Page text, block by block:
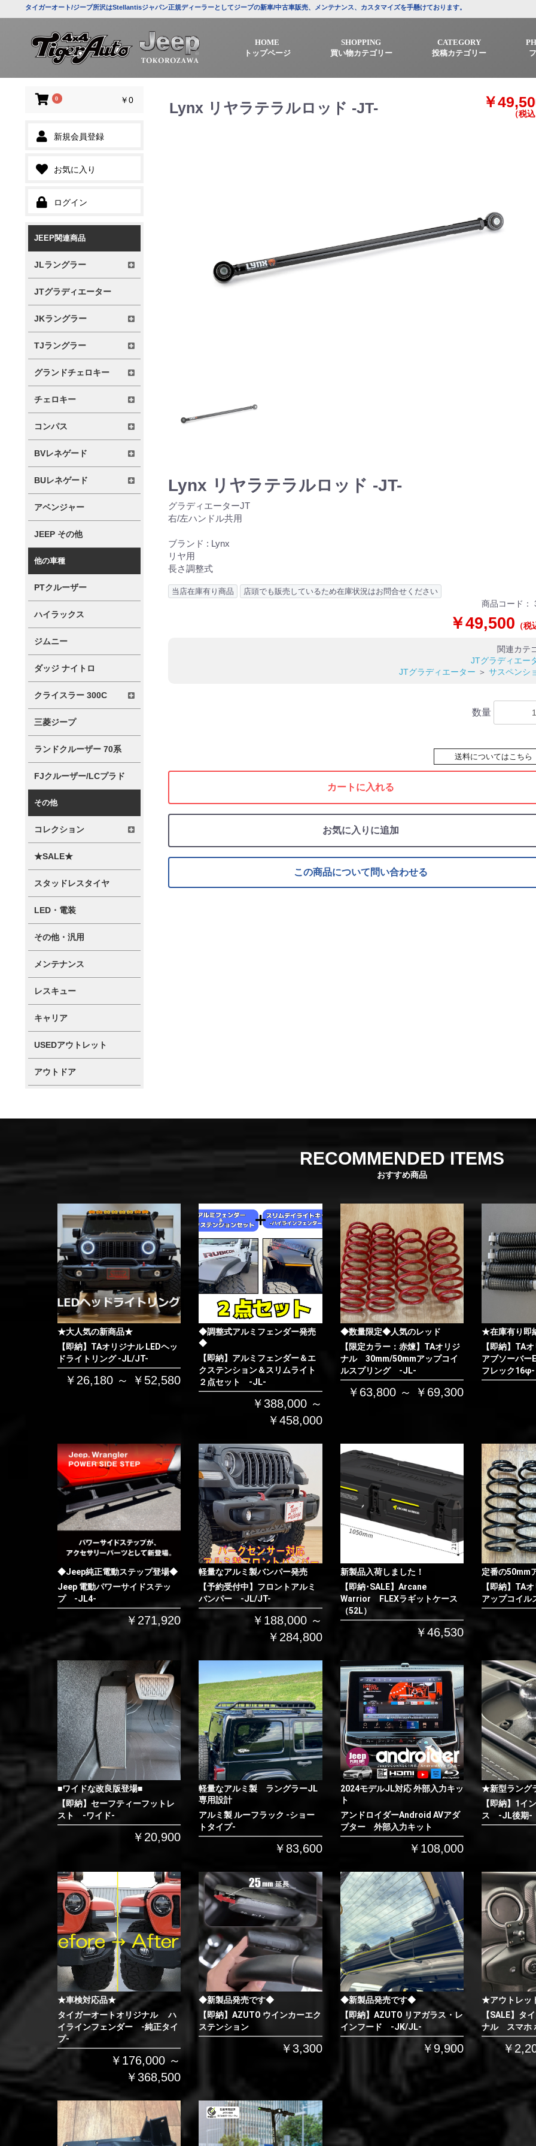
タイガーオート/ジープ所沢はStellantisジャパン正規ディーラーとしてジープの新車/中古車販売、メンテナンス、カスタマイズを手懸けております。
HOME
トップページ
SHOPPING
買い物カテゴリー
CATEGORY
投稿カテゴリー
0 ￥0
新規会員登録
お気に入り
ログイン
JEEP関連商品
JLラングラー
JTグラディエーター
JKラングラー
TJラングラー
グランドチェロキー
チェロキー
コンパス
BVレネゲード
BUレネゲード
アベンジャー
JEEP その他
他の車種
PTクルーザー
ハイラックス
ジムニー
ダッジ ナイトロ
クライスラー 300C
三菱ジープ
ランドクルーザー 70系
FJクルーザー/LCプラド
その他
コレクション
★SALE★
スタッドレスタイヤ
LED・電装
その他・汎用
メンテナンス
レスキュー
キャリア
USEDアウトレット
アウトドア
Lynx リヤラテラルロッド -JT- ￥
（税込
Lynx リヤラテラルロッド -JT-
グラディエーターJT
右/左ハンドル共用
ブランド : Lynx
リヤ用
長さ調整式
当店在庫有り商品 店頭でも販売しているため在庫状況はお問合せください
商品コード：
￥49,500 （税
関連カテ
JTグラディエー
JTグラディエーター ＞ サスペンシ
数量
送料についてはこちら
カートに入れる
お買い物を続ける カートへ進む
お気に入りに追加
この商品について問い合わせる
RECOMMENDED ITEMS
おすすめ商品
★大人気の新商品★
【即納】TAオリジナル LEDヘッ
ドライトリング -JL/JT-
￥26,180 ～ ￥52,580
◆調整式アルミフェンダー発売
◆
【即納】アルミフェンダー＆エ
クステンション＆スリムライト
２点セット -JL-
￥388,000 ～
￥458,000
◆数量限定◆人気のレッド
【限定カラー：赤煉】TAオリジ
ナル 30mm/50mmアップコイ
ルスプリング -JL-
￥63,800 ～ ￥69,300
★在庫有り即
【即納】TA
アブソーバ
フレック16φ-
◆Jeep純正電動ステップ登場◆
Jeep 電動パワーサイドステッ
プ -JL4-
￥271,920
軽量なアルミ製バンパー発売
【予約受付中】フロントアルミ
バンパー -JL/JT-
￥188,000 ～
￥284,800
新製品入荷しました！
【即納･SALE】Arcane
Warrior FLEXラギットケース
（52L）
￥46,530
定番の50mm
【即納】TA
アップコイ
■ワイドな改良版登場■
【即納】セーフティーフットレ
スト -ワイド-
￥20,900
軽量なアルミ製 ラングラーJL
専用設計
アルミ製 ルーフラック -ショー
トタイプ-
￥83,600
2024モデルJL対応 外部入力キッ
ト
アンドロイダーAndroid AVアダ
プター 外部入力キット
￥108,000
★新型ラング
【即納】1イ
ス -JL後期-
★車検対応品★
タイガーオートオリジナル ハ
イラインフェンダー -純正タイ
プ-
￥176,000 ～
￥368,500
◆新製品発売です◆
【即納】AZUTO ウインカーエク
ステンション
￥3,300
◆新製品発売です◆
【即納】AZUTO リアガラス・レ
インフード -JK/JL-
￥9,900
★アウトレッ
【SALE】タ
ナル スマホ
￥